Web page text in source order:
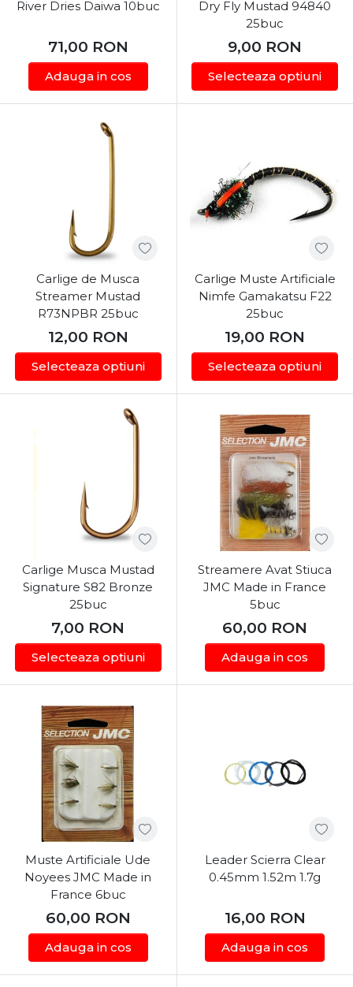
River Dries Daiwa 10buc
71,00 RON
Adauga in cos
Dry Fly Mustad 94840
25buc
9,00 RON
Selecteaza optiuni
Carlige de Musca
Streamer Mustad
R73NPBR 25buc
12,00 RON
Selecteaza optiuni
Carlige Muste Artificiale
Nimfe Gamakatsu F22
25buc
19,00 RON
Selecteaza optiuni
Carlige Musca Mustad
Signature S82 Bronze
25buc
7,00 RON
Selecteaza optiuni
Streamere Avat Stiuca
JMC Made in France
5buc
60,00 RON
Adauga in cos
Muste Artificiale Ude
Noyees JMC Made in
France 6buc
60,00 RON
Adauga in cos
Leader Scierra Clear
0.45mm 1.52m 1.7g
16,00 RON
Adauga in cos